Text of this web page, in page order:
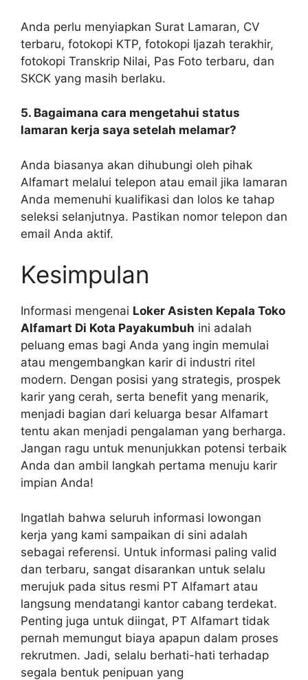
Anda perlu menyiapkan Surat Lamaran, CV
terbaru, fotokopi KTP, fotokopi Ijazah terakhir,
fotokopi Transkrip Nilai, Pas Foto terbaru, dan
SKCK yang masih berlaku.
5. Bagaimana cara mengetahui status
lamaran kerja saya setelah melamar?
Anda biasanya akan dihubungi oleh pihak
Alfamart melalui telepon atau email jika lamaran
Anda memenuhi kualifikasi dan lolos ke tahap
seleksi selanjutnya. Pastikan nomor telepon dan
email Anda aktif.
Kesimpulan
Informasi mengenai Loker Asisten Kepala Toko
Alfamart Di Kota Payakumbuh ini adalah
peluang emas bagi Anda yang ingin memulai
atau mengembangkan karir di industri ritel
modern. Dengan posisi yang strategis, prospek
karir yang cerah, serta benefit yang menarik,
menjadi bagian dari keluarga besar Alfamart
tentu akan menjadi pengalaman yang berharga.
Jangan ragu untuk menunjukkan potensi terbaik
Anda dan ambil langkah pertama menuju karir
impian Anda!
Ingatlah bahwa seluruh informasi lowongan
kerja yang kami sampaikan di sini adalah
sebagai referensi. Untuk informasi paling valid
dan terbaru, sangat disarankan untuk selalu
merujuk pada situs resmi PT Alfamart atau
langsung mendatangi kantor cabang terdekat.
Penting juga untuk diingat, PT Alfamart tidak
pernah memungut biaya apapun dalam proses
rekrutmen. Jadi, selalu berhati-hati terhadap
segala bentuk penipuan yang